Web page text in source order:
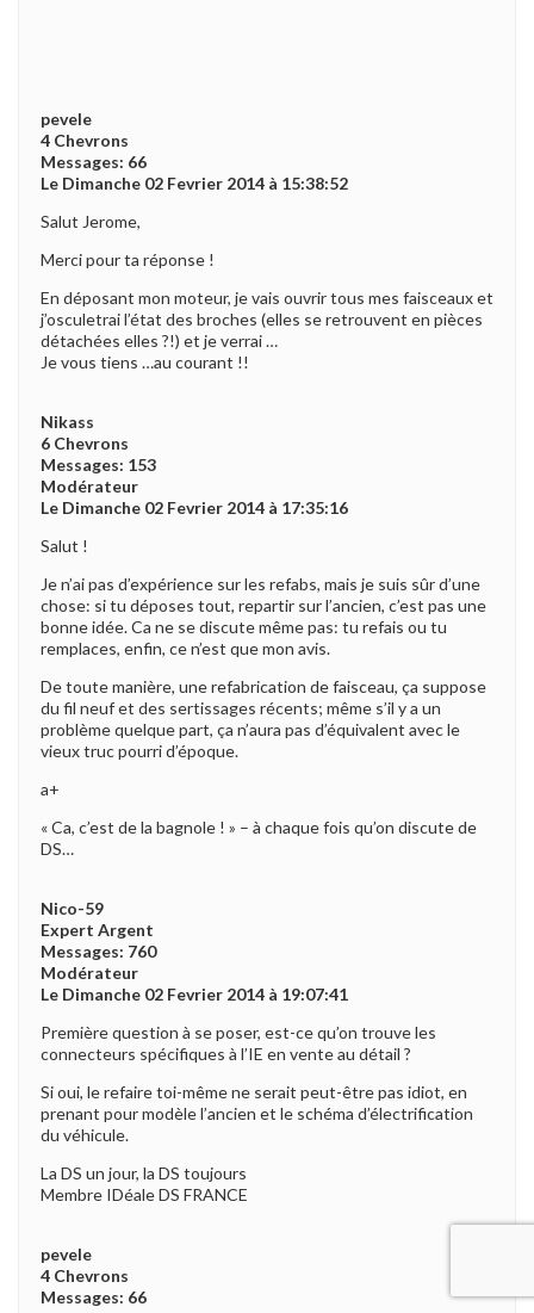
pevele
4 Chevrons
Messages: 66
Le Dimanche 02 Fevrier 2014 à 15:38:52
Salut Jerome,
Merci pour ta réponse !
En déposant mon moteur, je vais ouvrir tous mes faisceaux et
j’osculetrai l’état des broches (elles se retrouvent en pièces
détachées elles ?!) et je verrai …
Je vous tiens …au courant !!
Nikass
6 Chevrons
Messages: 153
Modérateur
Le Dimanche 02 Fevrier 2014 à 17:35:16
Salut !
Je n’ai pas d’expérience sur les refabs, mais je suis sûr d’une
chose: si tu déposes tout, repartir sur l’ancien, c’est pas une
bonne idée. Ca ne se discute même pas: tu refais ou tu
remplaces, enfin, ce n’est que mon avis.
De toute manière, une refabrication de faisceau, ça suppose
du fil neuf et des sertissages récents; même s’il y a un
problème quelque part, ça n’aura pas d’équivalent avec le
vieux truc pourri d’époque.
a+
« Ca, c’est de la bagnole ! » – à chaque fois qu’on discute de
DS…
Nico-59
Expert Argent
Messages: 760
Modérateur
Le Dimanche 02 Fevrier 2014 à 19:07:41
Première question à se poser, est-ce qu’on trouve les
connecteurs spécifiques à l’IE en vente au détail ?
Si oui, le refaire toi-même ne serait peut-être pas idiot, en
prenant pour modèle l’ancien et le schéma d’électrification
du véhicule.
La DS un jour, la DS toujours
Membre IDéale DS FRANCE
pevele
4 Chevrons
Messages: 66